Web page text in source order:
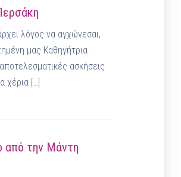
λόγος να αγχώνεσαι,
μας Καθηγήτρια
ασκήσεις
χέρια […]
από την Μάντη